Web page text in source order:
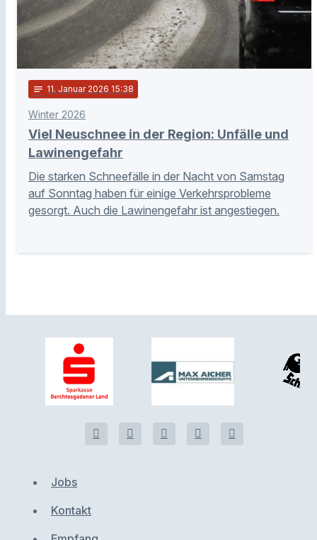
notes 11. Januar 2026 15:38
Winter 2026
Viel Neuschnee in der Region: Unfälle und
Lawinengefahr
Die starken Schneefälle in der Nacht von Samstag
auf Sonntag haben für einige Verkehrsprobleme
gesorgt. Auch die Lawinengefahr ist angestiegen.
Jobs
Kontakt